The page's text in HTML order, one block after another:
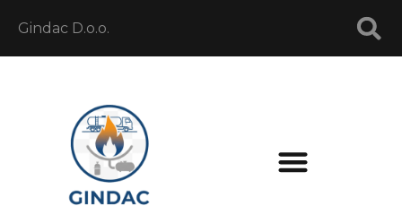
Gindac D.o.o.